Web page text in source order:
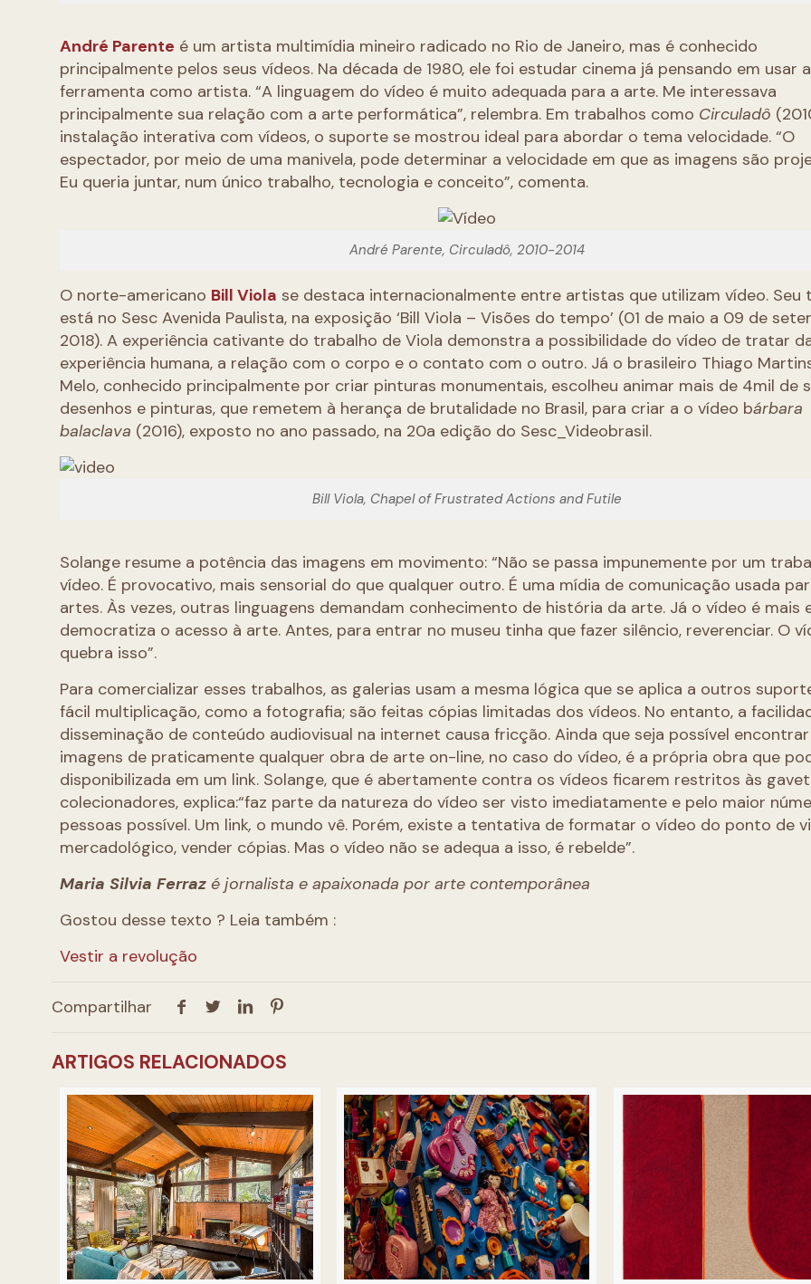
André Parente é um artista multimídia mineiro radicado no Rio de Janeiro, mas é conhecido
principalmente pelos seus vídeos. Na década de 1980, ele foi estudar cinema já pensando em usar a
ferramenta como artista. “A linguagem do vídeo é muito adequada para a arte. Me interessava
principalmente sua relação com a arte performática”, relembra. Em trabalhos como Circuladô
instalação interativa com vídeos, o suporte se mostrou ideal para abordar o tema velocidade. “O
espectador, por meio de uma manivela, pode determinar a velocidade em que as imagens são
Eu queria juntar, num único trabalho, tecnologia e conceito”, comenta.
André Parente, Circuladô, 2010-2014
O norte-americano Bill Viola se destaca internacionalmente entre artistas que utilizam vídeo. Seu
está no Sesc Avenida Paulista, na exposição ‘Bill Viola – Visões do tempo’ (01 de maio a 09 de
2018). A experiência cativante do trabalho de Viola demonstra a possibilidade do vídeo de tratar
experiência humana, a relação com o corpo e o contato com o outro. Já o brasileiro Thiago
Melo, conhecido principalmente por criar pinturas monumentais, escolheu animar mais de 4mil de
desenhos e pinturas, que remetem à herança de brutalidade no Brasil, para criar a o vídeo bárbara
balaclava (2016), exposto no ano passado, na 20a edição do Sesc_Videobrasil.
Bill Viola, Chapel of Frustrated Actions and Futile
Solange resume a potência das imagens em movimento: “Não se passa impunemente por um
vídeo. É provocativo, mais sensorial do que qualquer outro. É uma mídia de comunicação usada
artes. Às vezes, outras linguagens demandam conhecimento de história da arte. Já o vídeo é mais
democratiza o acesso à arte. Antes, para entrar no museu tinha que fazer silêncio, reverenciar. O
quebra isso”.
Para comercializar esses trabalhos, as galerias usam a mesma lógica que se aplica a outros
fácil multiplicação, como a fotografia; são feitas cópias limitadas dos vídeos. No entanto, a
disseminação de conteúdo audiovisual na internet causa fricção. Ainda que seja possível encontrar
imagens de praticamente qualquer obra de arte on-line, no caso do vídeo, é a própria obra que
disponibilizada em um link. Solange, que é abertamente contra os vídeos ficarem restritos às
colecionadores, explica:“faz parte da natureza do vídeo ser visto imediatamente e pelo maior
pessoas possível. Um link, o mundo vê. Porém, existe a tentativa de formatar o vídeo do ponto de
mercadológico, vender cópias. Mas o vídeo não se adequa a isso, é rebelde”.
Maria Silvia Ferraz é jornalista e apaixonada por arte contemporânea
Gostou desse texto ? Leia também :
Vestir a revolução
Compartilhar
ARTIGOS RELACIONADOS